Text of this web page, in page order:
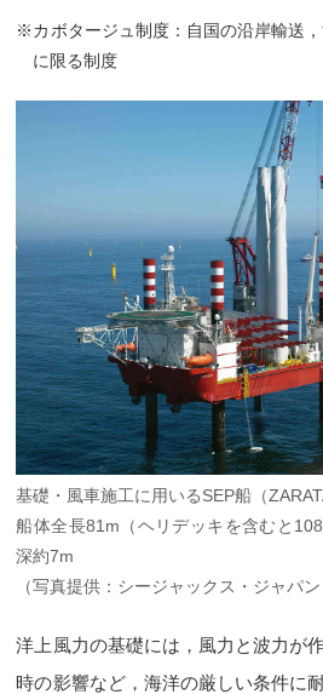
※カボタージュ制度：自国の沿岸輸送
に限る制度
基礎・風車施工に用いるSEP船（
船体全長81m（ヘリデッキを含むと
深約7m
（写真提供：シージャックス・ジャパン
洋上風力の基礎には，風力と波力が
時の影響など，海洋の厳しい条件に